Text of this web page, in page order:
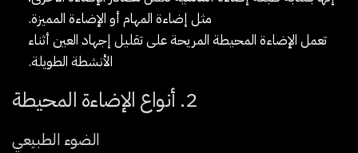
مثل إضاءة المهام أو الإضاءة المميزة.
تعمل الإضاءة المحيطة المريحة على تقليل إجهاد العين أثناء
الأنشطة الطويلة.
الضوء الطبيعي